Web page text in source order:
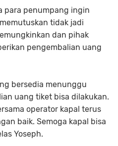
para penumpang ingin
tidak jadi
dan pihak
pengembalian uang
bersedia menunggu
uang tiket bisa dilakukan.
operator kapal terus
baik. Semoga kapal bisa
Yoseph.